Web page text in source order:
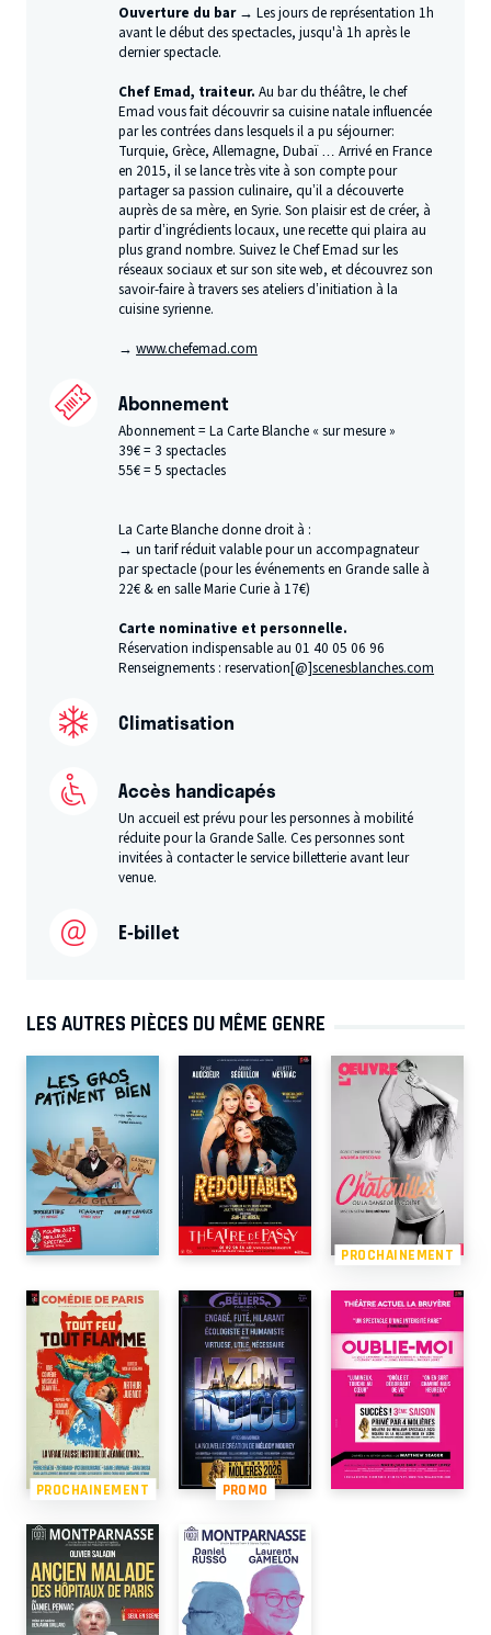
Ouverture du bar → Les jours de représentation 1h
avant le début des spectacles, jusqu'à 1h après le
dernier spectacle.
Chef Emad, traiteur.Au bar du théâtre, le chef
Emad vous fait découvrir sa cuisine natale influencée
par les contrées dans lesquels il a pu séjourner:
Turquie, Grèce, Allemagne, Dubaï … Arrivé en France
en 2015, il se lance très vite à son compte pour
partager sa passion culinaire, qu’il a découverte
auprès de sa mère, en Syrie. Son plaisir est de créer, à
partir d’ingrédients locaux, une recette qui plaira au
plus grand nombre. Suivez le Chef Emad sur les
réseaux sociaux et sur son site web, et découvrez son
savoir-faire à travers ses ateliers d’initiation à la
cuisine syrienne.
→www​.chefe​mad​.com
Abonnement
Abonnement = La Carte Blanche « sur mesure »
39€ = 3 spectacles
55€ = 5 spectacles
La Carte Blanche donne droit à :
→ un tarif réduit valable pour un accompagnateur
par spectacle (pour les événements en Grande salle à
22€ & en salle Marie Curie à 17€)
Carte nominative et personnelle.
​Réservation indispensable au 01 40 05 06 96
Renseignements : reservation[@]scenesblanches.com
Climatisation
Accès handicapés
Un accueil est prévu pour les personnes à mobilité
réduite pour la Grande Salle. Ces personnes sont
invitées à contacter le service billetterie avant leur
venue.
E-billet
LES AUTRES PIÈCES DU MÊME GENRE
PROCHAINEMENT
PROCHAINEMENT PROMO